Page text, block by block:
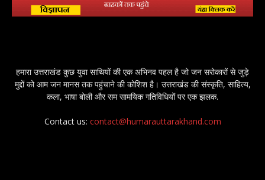
हमारा उत्तराखंड कुछ युवा साथियों की एक अभिनव पहल है जो जन सरोकारों से जुड़े
मुद्दों को आम जन मानस तक पहुंचाने की कोशिश है। उत्तराखंड की संस्कृति, साहित्य,
कला, भाषा बोली और सम सामयिक गतिविधियों पर एक झलक.
Contact us: contact@humarauttarakhand.com